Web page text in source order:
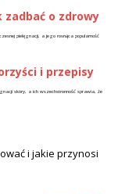
zadbać o zdrowy
pielęgnacji, a jego rosnąca popularność
i przepisy
skóry, a ich wszechstronność sprawia, że
i jakie przynosi